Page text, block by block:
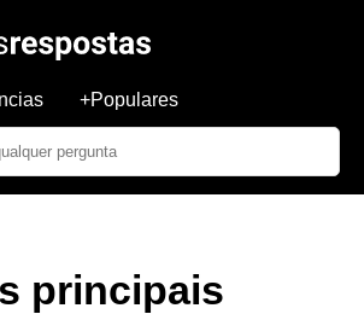
+Populares
principais